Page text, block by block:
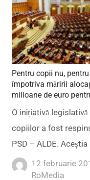
Pentru copii nu,
împotriva măririi
milioane de euro
O inițiativă
copiilor a fost
PSD – ALDE.
12 februarie
Author
RoMedia